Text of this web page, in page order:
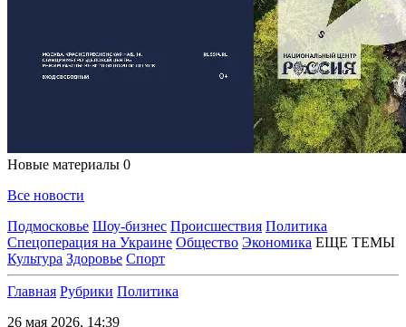
Новые материалы 0
Все новости
Подмосковье Шоу-бизнес Происшествия Политика
Спецоперация на Украине Общество Экономика ЕЩЕ ТЕМЫ
Культура Здоровье Спорт
Главная Рубрики Политика
26 мая 2026, 14:39